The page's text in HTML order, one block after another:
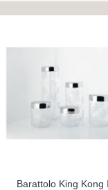
Barattolo King Kong